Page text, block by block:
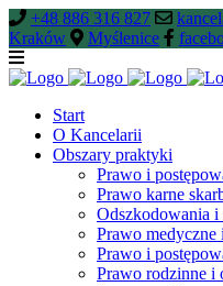
+48 886 316 827
Kraków
Myślenice
Start
O Kancelarii
Obszary praktyki
Prawo i
Prawo karne
Odszkodowania i
Prawo medyczne
Prawo i
Prawo rodzinne i